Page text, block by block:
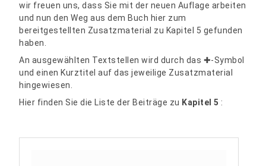
wir freuen uns, dass Sie mit der neuen Auflage arbeiten
und nun den Weg aus dem Buch hier zum
bereitgestellten Zusatzmaterial zu Kapitel 5 gefunden
haben.
An ausgewählten Textstellen wird durch das ✚-Symbol
und einen Kurztitel auf das jeweilige Zusatzmaterial
hingewiesen.
Hier finden Sie die Liste der Beiträge zu Kapitel 5 :